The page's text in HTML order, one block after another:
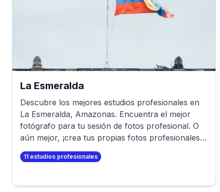
La Esmeralda
Descubre los mejores estudios profesionales en
La Esmeralda, Amazonas. Encuentra el mejor
fotógrafo para tu sesión de fotos profesional. O
aún mejor, ¡crea tus propias fotos profesionales
en minutos!
11 estudios profesionales